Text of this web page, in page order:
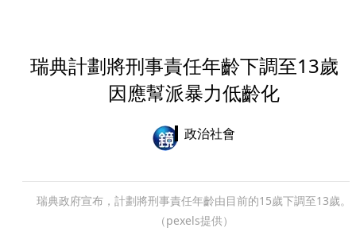
瑞典計劃將刑事責任年齡下調至13
因應幫派暴力低齡化
政治社會
瑞典政府宣布，計劃將刑事責任年齡由目前的15歲下調至13歲。
（pexels提供）